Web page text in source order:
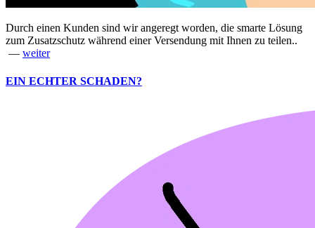
Durch einen Kunden sind wir angeregt worden, die smarte Lösung
zum Zusatzschutz während einer Versendung mit Ihnen zu teilen..
— weiter
EIN ECHTER SCHADEN?